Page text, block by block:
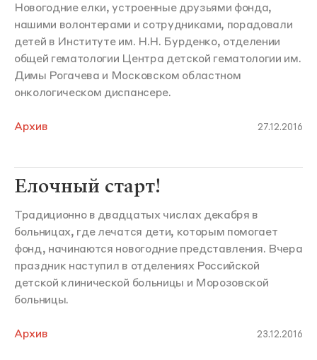
Новогодние елки, устроенные друзьями фонда,
нашими волонтерами и сотрудниками, порадовали
детей в Институте им. Н.Н. Бурденко, отделении
общей гематологии Центра детской гематологии им.
Димы Рогачева и Московском областном
онкологическом диспансере.
Архив 27.12.2016
Елочный старт!
Традиционно в двадцатых числах декабря в
больницах, где лечатся дети, которым помогает
фонд, начинаются новогодние представления. Вчера
праздник наступил в отделениях Российской
детской клинической больницы и Морозовской
больницы.
Архив 23.12.2016